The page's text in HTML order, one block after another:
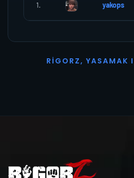
1. yakops
R I G O R Z, YASAMAK I